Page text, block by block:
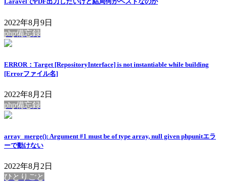
2022年8月9日
php備忘録
ERROR：Target [RepositoryInterface] is not instantiable while building
[Errorファイル名]
2022年8月2日
php備忘録
array_merge(): Argument #1 must be of type array, null given phpunitエラ
ーで動けない
2022年8月2日
ひとりごと